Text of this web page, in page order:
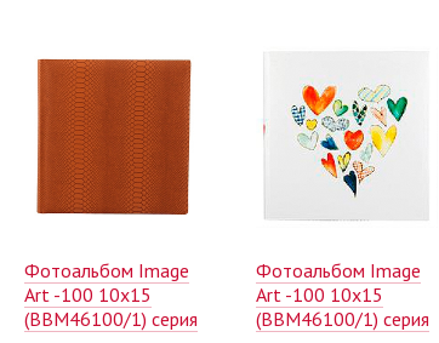
Фотоальбом Image
Art -100 10x15
(BBM46100/1) серия
Фотоальбом Image
Art -100 10x15
(BBM46100/1) серия